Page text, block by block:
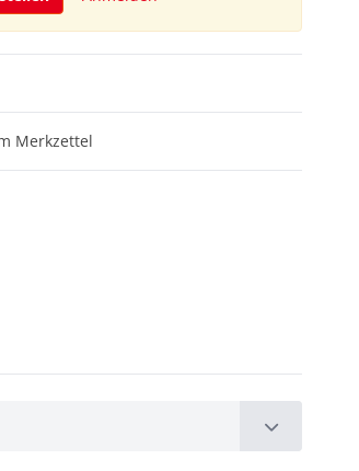
Merkzettel